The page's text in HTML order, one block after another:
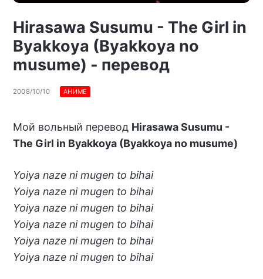
Hirasawa Susumu - The Girl in
Byakkoya (Byakkoya no
musume) - перевод
2008/10/10 АНИМЕ
Мой вольный перевод Hirasawa Susumu -
The Girl in Byakkoya (Byakkoya no musume)
Yoiya naze ni mugen to bihai
Yoiya naze ni mugen to bihai
Yoiya naze ni mugen to bihai
Yoiya naze ni mugen to bihai
Yoiya naze ni mugen to bihai
Yoiya naze ni mugen to bihai